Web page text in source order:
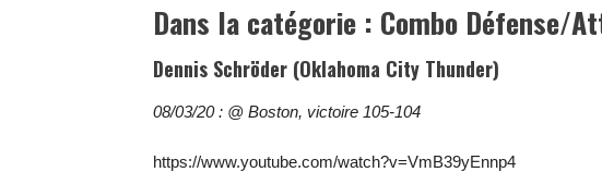
Dans la catégorie : Combo Défense/
Dennis Schröder (Oklahoma City Thunder)
08/03/20 : @ Boston, victoire 105-104
https://www.youtube.com/watch?v=VmB39yEnnp4